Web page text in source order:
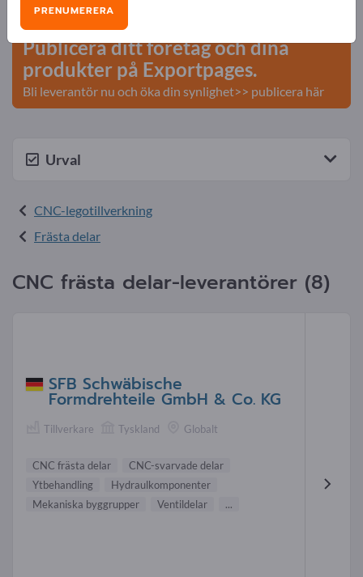
Affärskontakter >> börja här
Publicera ditt företag och dina
produkter på Exportpages.
Bli leverantör nu och öka din synlighet>> publicera här
Urval
CNC-legotillverkning
Frästa delar
CNC frästa delar-leverantörer (8)
SFB Schwäbische
Formdrehteile GmbH & Co. KG
Tillverkare Tyskland Globalt
CNC frästa delar
CNC-svarvade delar
Ytbehandling
Hydraulkomponenter
Mekaniska byggrupper
Ventildelar ...
PRENUMERERA